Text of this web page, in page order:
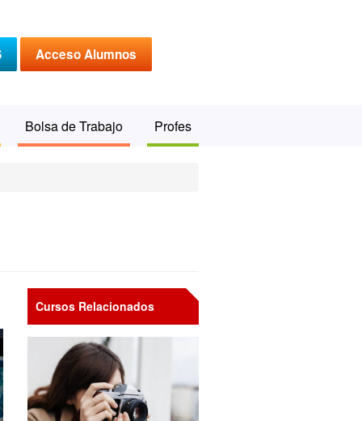
Acceso Alumnos
Bolsa de Trabajo Profes
Cursos Relacionados